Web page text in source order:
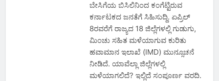
ಬೇಸಿಗೆಯ ಬಿಸಿಲಿನಿಂದ ಕಂಗೆಟ್ಟಿರುವ
ಕರ್ನಾಟಕದ ಜನತೆಗೆ ಸಿಹಿಸುದ್ದಿ. ಏಪ್ರಿಲ್
8ರವರೆಗೆ ರಾಜ್ಯದ 18 ಜಿಲ್ಲೆಗಳಲ್ಲಿ ಗುಡುಗು,
ಮಿಂಚು ಸಹಿತ ಮಳೆಯಾಗುವ ಕುರಿತು
ಹವಾಮಾನ ಇಲಾಖೆ (IMD) ಮುನ್ಸೂಚನೆ
ನೀಡಿದೆ. ಯಾವೆಲ್ಲಾ ಜಿಲ್ಲೆಗಳಲ್ಲಿ
ಮಳೆಯಾಗಲಿದೆ? ಇಲ್ಲಿದೆ ಸಂಪೂರ್ಣ ವರದಿ.